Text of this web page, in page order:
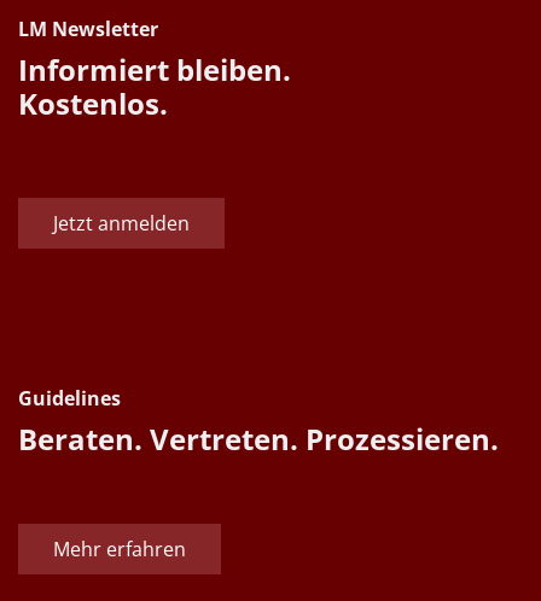
LM Newsletter
Informiert bleiben.
Kostenlos.
Jetzt anmelden
Guidelines
Beraten. Vertreten. Prozessieren.
Mehr erfahren